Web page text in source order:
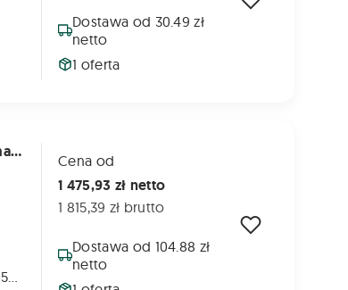
Dostawa od 30.49 zł
netto
1 oferta
5269-070-750 - Łańcuch Zwijający Do Prasy Sipma Z-276; Z-276/1, Ps 1510 Far Cena od
1 475,93 zł netto
1 815,39 zł brutto
Dostawa od 104.88 zł
netto